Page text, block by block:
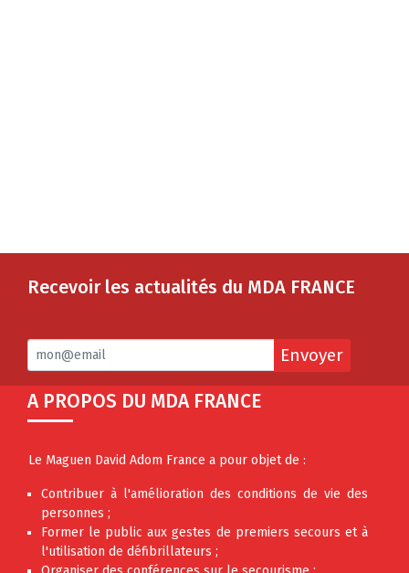
Recevoir les actualités du MDA FRANCE
Envoyer
A PROPOS DU MDA FRANCE
Le Maguen David Adom France a pour objet de :
Contribuer à l'amélioration des conditions de vie des
personnes ;
Former le public aux gestes de premiers secours et à
l'utilisation de défibrillateurs ;